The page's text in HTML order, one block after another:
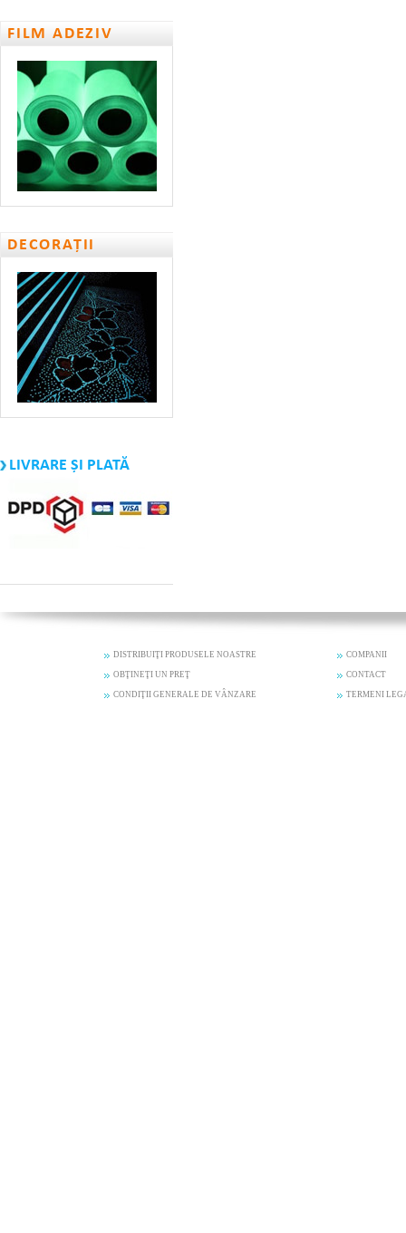
FILM ADEZIV
DECORAȚII
LIVRARE ȘI PLATĂ
DISTRIBUIŢI PRODUSELE NOASTRE COMPANII
OBŢINEŢI UN PREŢ CONTACT
CONDIŢII GENERALE DE VÂNZARE TERMENI